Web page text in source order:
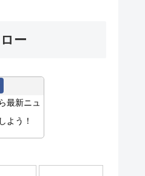
ー
最新ニュ
よう！